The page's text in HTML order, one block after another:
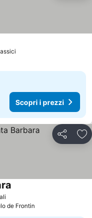
Scopri i prezzi
Condividi
de Frontin